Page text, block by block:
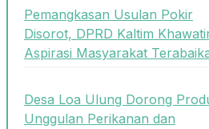
Pemangkasan Usulan Pokir
Disorot, DPRD Kaltim
Aspirasi Masyarakat
Desa Loa Ulung Dorong
Unggulan Perikanan dan